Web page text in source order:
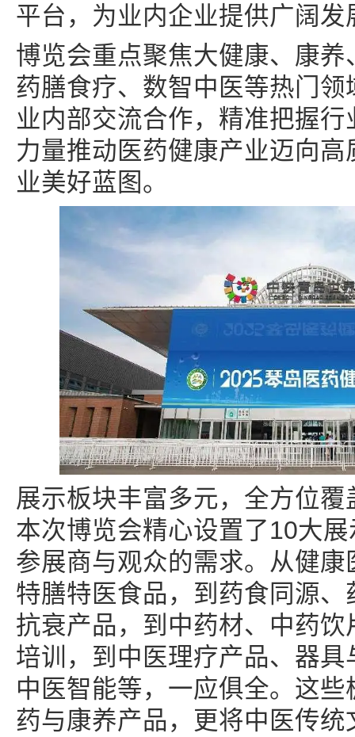
平台，为业内企业提供广阔发
博览会重点聚焦大健康、康
药膳食疗、数智中医等热门
业内部交流合作，精准把握
力量推动医药健康产业迈向
业美好蓝图。
展示板块丰富多元，全方位
本次博览会精心设置了10大
参展商与观众的需求。从健
特膳特医食品，到药食同源
抗衰产品，到中药材、中药
培训，到中医理疗产品、器
中医智能等，一应俱全。这
药与康养产品，更将中医传